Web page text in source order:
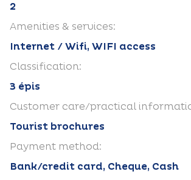
2
Amenities & services:
Internet / Wifi, WIFI access
Classification:
3 épis
Customer care/practical
Tourist brochures
Payment method:
Bank/credit card, Cheque, Cash